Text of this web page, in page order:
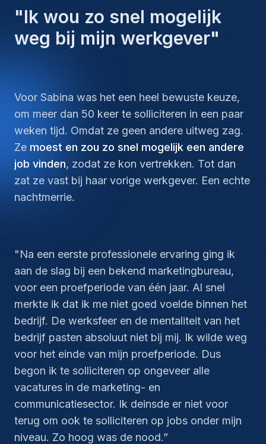
"Ik wou zo snel mogelijk
weg bij mijn werkgever"
Voor Sabina was het een heel bewuste keuze,
om meer dan 50 keer te solliciteren in een paar
weken tijd. Omdat ze geen andere uitweg zag.
Ze moest en zou zo snel mogelijk een andere
job vinden, zodat ze kon vertrekken. Tot dan
zat ze vast bij haar vorige werkgever. Een echte
nachtmerrie.
"Na een eerste professionele ervaring ging ik
aan de slag bij een bekend marketingbureau,
voor een proefperiode van één jaar. Al snel
merkte ik dat ik me niet goed voelde binnen het
bedrijf. De werksfeer en de mentaliteit van het
bedrijf pasten absoluut niet bij mij. Ik wilde weg
voor het einde van mijn proefperiode. Dus
begon ik te solliciteren op ongeveer alle
vacatures in de marketing- en
communicatiesector. Ik deinsde er niet voor
terug om ook te solliciteren op jobs onder mijn
niveau. Zo hoog was de nood.”